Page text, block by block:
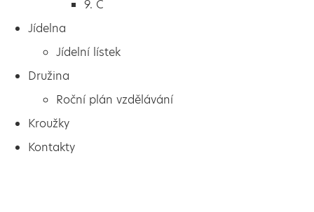
9. C
Jídelna
Jídelní lístek
Družina
Roční plán vzdělávání
Kroužky
Kontakty